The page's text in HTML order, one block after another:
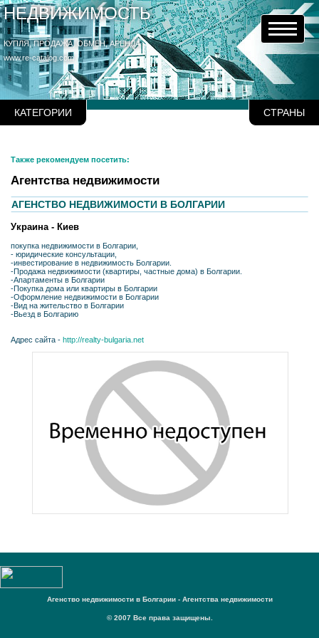
НЕДВИЖИМОСТЬ
КУПЛЯ, ПРОДАЖА, ОБМЕН, АРЕНДА
www.re-catalog.com
КАТЕГОРИИ СТРАНЫ
Также рекомендуем посетить:
Агентства недвижимости
АГЕНСТВО НЕДВИЖИМОСТИ В БОЛГАРИИ
Украина - Киев
покупка недвижимости в Болгарии,
- юридические консультации,
-инвестирование в недвижимость Болгарии.
-Продажа недвижимости (квартиры, частные дома) в Болгарии.
-Апартаменты в Болгарии
-Покупка дома или квартиры в Болгарии
-Оформление недвижимости в Болгарии
-Вид на жительство в Болгарии
-Вьезд в Болгарию
Адрес сайта - http://realty-bulgaria.net
Агенство недвижимости в Болгарии - Агентства недвижимости
© 2007 Все права защищены.